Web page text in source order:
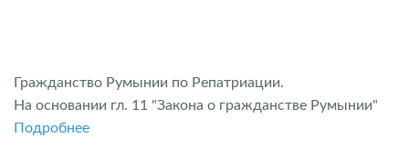
Гражданство Румынии по Репатриации.
На основании гл. 11 "Закона о гражданстве Румынии"
Подробнее